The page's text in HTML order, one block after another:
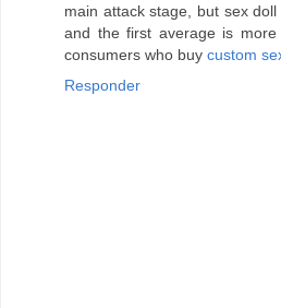
main attack stage, but sex
and the first average is
consumers who buy custom
Responder